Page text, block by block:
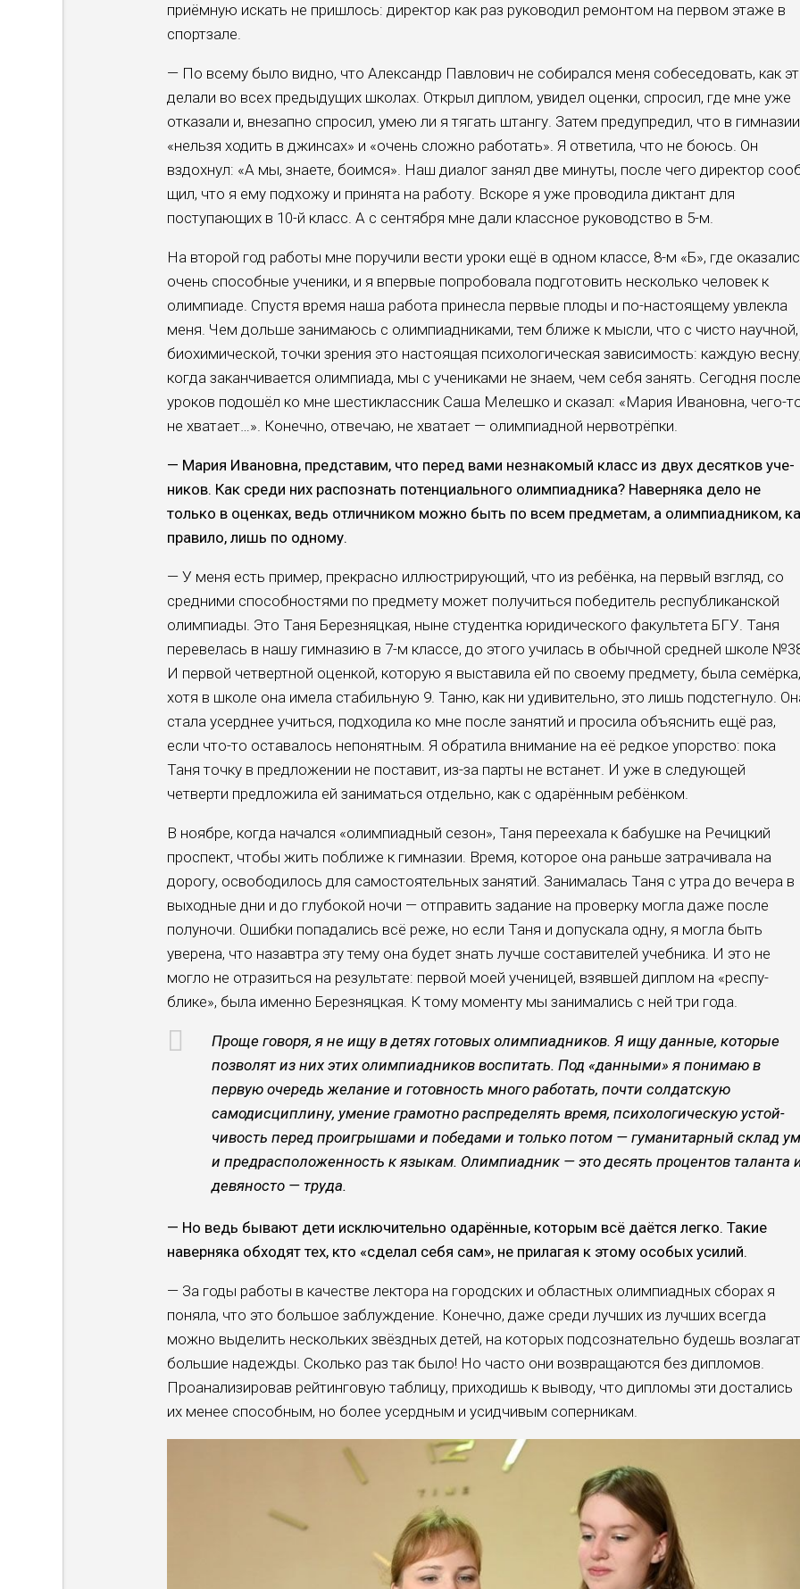
при­ёмную искать не пришлось: дирек­тор как раз руководил ремонтом на первом этаже в
спортзале.
— По всему было видно, что Александр Павлович не собирался меня собеседовать, как
делали во всех предыдущих школах. Открыл диплом, увидел оценки, спросил, где мне уже
отказали и, внезапно спросил, умею ли я тягать штангу. Затем предупредил, что в гимназии
«нельзя ходить в джинсах» и «очень сложно работать». Я ответила, что не боюсь. Он
вздохнул: «А мы, зна­ете, боимся». Наш диалог занял две минуты, после чего директор
щил, что я ему подхожу и принята на работу. Вскоре я уже проводила дик­тант для
поступающих в 10-й класс. А с сентября мне дали классное руко­водство в 5-м.
На второй год работы мне пору­чили вести уроки ещё в одном классе, 8-м «Б», где
очень способные ученики, и я впервые попробовала подготовить несколько человек к
олимпиаде. Спустя время наша работа принесла первые плоды и по-настоящему увлекла
меня. Чем дольше зани­маюсь с олимпиадниками, тем ближе к мысли, что с чисто науч­ной,
биохимической, точки зре­ния это настоящая психологиче­ская зависимость: каждую
когда заканчивается олимпиада, мы с учениками не знаем, чем себя занять. Сегодня после
уроков подошёл ко мне шестиклассник Саша Мелешко и сказал: «Мария Ивановна, чего-
не хватает…». Конечно, отвечаю, не хватает — олимпиадной нервотрёпки.
— Мария Ивановна, предста­вим, что перед вами незнако­мый класс из двух десятков уче­
ников. Как среди них распознать потенциального олимпиадника? Наверняка дело не
только в оцен­ках, ведь отличником можно быть по всем предметам, а олимпи­адником,
правило, лишь по одному.
— У меня есть пример, прекрасно иллюстрирующий, что из ребёнка, на первый взгляд, со
средними способ­ностями по предмету может полу­читься победитель республикан­ской
олимпиады. Это Таня Берез­няцкая, ныне студентка юридиче­ского факультета БГУ. Таня
переве­лась в нашу гимназию в 7-м классе, до этого училась в обычной средней школе
И первой четвертной оценкой, которую я выставила ей по своему предмету, была семёрка,
хотя в школе она имела стабильную 9. Таню, как ни удивительно, это лишь подстегнуло.
стала усерднее учиться, подходила ко мне после занятий и просила объяснить ещё раз,
если что-то оставалось непонят­ным. Я обратила внимание на её ред­кое упорство: пока
Таня точку в пред­ложении не поставит, из-за парты не встанет. И уже в следующей
четверти предложила ей заниматься отдельно, как с одарённым ребёнком.
В ноябре, когда начался «олим­пиадный сезон», Таня переехала к бабушке на Речицкий
проспект, чтобы жить поближе к гимназии. Время, которое она раньше затра­чивала на
дорогу, освободилось для самостоятельных занятий. Занима­лась Таня с утра до вечера в
выход­ные дни и до глубокой ночи — отпра­вить задание на проверку могла даже после
полуночи. Ошибки попада­лись всё реже, но если Таня и допу­скала одну, я могла быть
уверена, что назавтра эту тему она будет знать лучше составителей учеб­ника. И это не
могло не отразиться на результате: первой моей учени­цей, взявшей диплом на «респу­
блике», была именно Березняцкая. К тому моменту мы занимались с ней три года.
Проще говоря, я не ищу в детях готовых олимпиадни­ков. Я ищу данные, которые
позволят из них этих олимпи­адников воспитать. Под «дан­ными» я понимаю в
первую очередь желание и готовность много работать, почти солдат­скую
самодисциплину, умение грамотно распределять вре­мя, психологическую устой­
чивость перед проигрышами и победами и только потом — гуманитарный склад
и предрасположенность к язы­кам. Олимпиадник — это десять процентов таланта
девяносто — труда.
— Но ведь бывают дети исклю­чительно одарённые, которым всё даётся легко. Такие
навер­няка обходят тех, кто «сделал себя сам», не прилагая к этому особых усилий.
— За годы работы в качестве лектора на городских и областных олимпиадных сборах я
поняла, что это большое заблуждение. Конечно, даже среди лучших из лучших всегда
можно выделить нескольких звёзд­ных детей, на которых подсозна­тельно будешь
большие надежды. Сколько раз так было! Но часто они возвращаются без дипло­мов.
Проанализировав рейтинго­вую таблицу, приходишь к выводу, что дипломы эти достались
их менее способным, но более усердным и усидчивым соперникам.